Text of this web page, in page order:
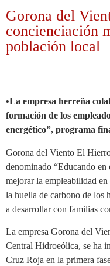
Gorona del
concienciación
población local
•La empresa herreña
formación de los
energético”, programa
Gorona del Viento El
denominado “Educando
mejorar la empleabilidad
la huella de carbono de los
a desarrollar con familias
La empresa Gorona del
Central Hidroeólica, se ha
Cruz Roja en la primera